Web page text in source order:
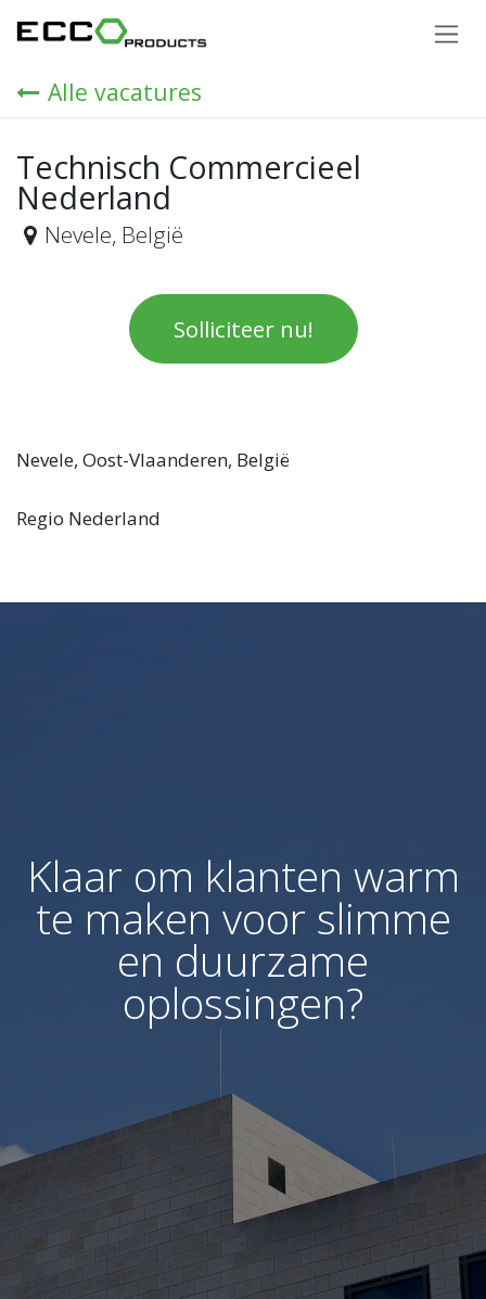
Alle vacatures
Technisch Commercieel
Nederland
Nevele, België
Solliciteer nu!
Nevele, Oost-Vlaanderen, België
Regio Nederland
Klaar om klanten warm
te maken voor slimme
en duurzame
oplossingen?